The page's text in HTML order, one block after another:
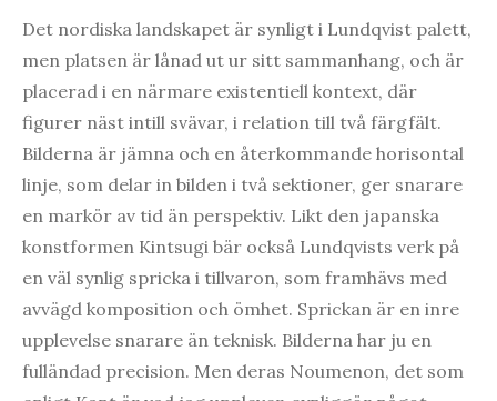
Det nordiska landskapet är synligt i Lundqvist palett,
men platsen är lånad ut ur sitt sammanhang, och är
placerad i en närmare existentiell kontext, där
figurer näst intill svävar, i relation till två färgfält.
Bilderna är jämna och en återkommande horisontal
linje, som delar in bilden i två sektioner, ger snarare
en markör av tid än perspektiv. Likt den japanska
konstformen Kintsugi bär också Lundqvists verk på
en väl synlig spricka i tillvaron, som framhävs med
avvägd komposition och ömhet. Sprickan är en inre
upplevelse snarare än teknisk. Bilderna har ju en
fulländad precision. Men deras Noumenon, det som